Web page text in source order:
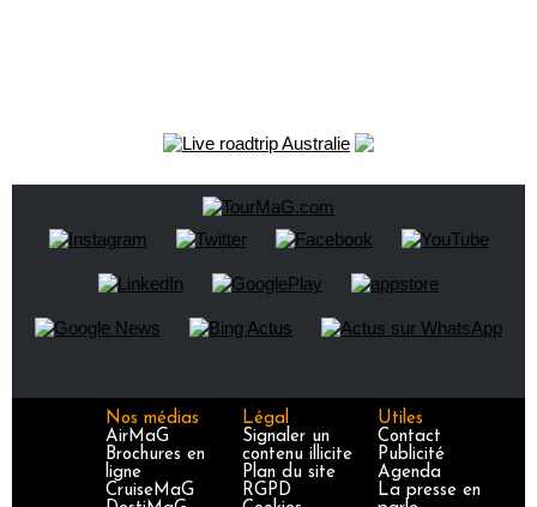
Nos médias
AirMaG
Brochures en
ligne
CruiseMaG
Légal
Signaler un
contenu illicite
Plan du site
RGPD
Utiles
Contact
Publicité
Agenda
La presse en